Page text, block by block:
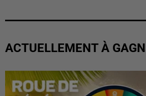
ACTUELLEMENT À